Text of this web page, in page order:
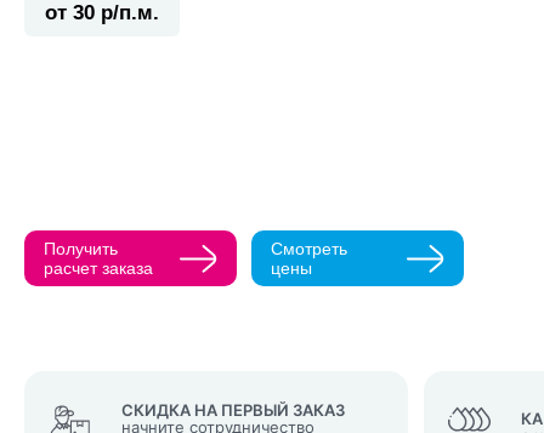
от 30 р/п.м.
Получить
расчет заказа
Смотреть
цены
СКИДКА НА ПЕРВЫЙ ЗАКАЗ
начните сотрудничество
Нажимая
политикой